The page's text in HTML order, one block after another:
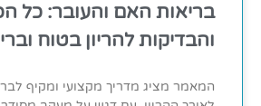
בריאות האם והעובר: כל
והבדיקות להריון בטוח
המאמר מציג מדריך מקצועי ומקיף